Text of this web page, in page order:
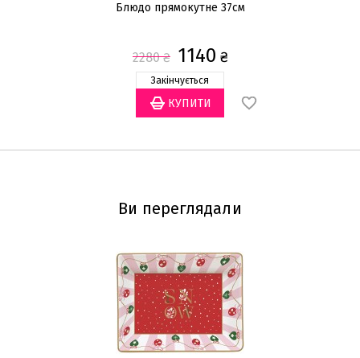
Блюдо прямокутне 37см
2280₴ 1140 ₴
Закінчується
Ви переглядали